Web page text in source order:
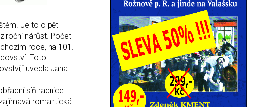
Je to o pět
nárůst. Počet
roce, na 101.
Toto
uvedla Jana
síň radnice –
romantická